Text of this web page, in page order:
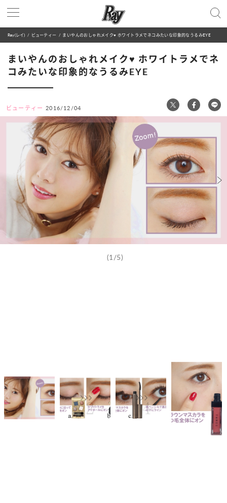
Ray(レイ) ビューティー まいやんのおしゃれメイク♥ ホワイトラメでネコみたいな印象的なうるみEYE
まいやんのおしゃれメイク♥ ホワイトラメでネ
コみたいな印象的なうるみEYE
ビューティー 2016/12/04
(1/5)